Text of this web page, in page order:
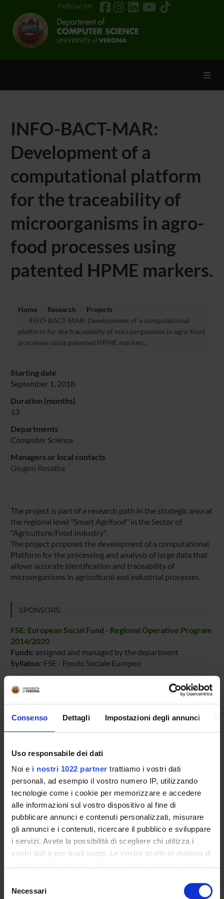
Consenso Dettagli Impostazioni degli annunci
Uso responsabile dei dati
Noi e i nostri 1022 partner trattiamo i vostri dati
personali, ad esempio il vostro numero IP, utilizzando
tecnologie come i cookie per memorizzare e accedere
alle informazioni sul vostro dispositivo al fine di
pubblicare annunci e contenuti personalizzati, misurare
gli annunci e i contenuti, ricercare il pubblico e sviluppare
i servizi. Avete la possibilità di scegliere chi utilizza i
vostri dati e per quali scopi. Le vostre scelte in materia di
modificare o revocare il proprio consenso in qualsiasi
delNecessari
Follow on
INFO-BACT-MAR:
Development of a
computational platform
for the traceability of
microorganisms in agro-
food processes using
patented HPME markers.
Home Research
Projects
INFO-BACT-MAR: Development of a computational
platform for the traceability of microorganisms in agro-food
processes using patented HPME markers.
Starting date
September 1, 2018
Duration (months)
13
Departments
Computer Science
Managers or local contacts
Giugno Rosalba
The project is part of a research path in the strategic area at
the regional level "Smart Agrifood" in the Sector of
"Agriculture/Food Industry".
The project proposes the development of a computational
Platform for the processing and analysis of large data that
allows accurate identification and traceability of
microorganisms in agricultural and industrial processes.
SPONSORS:
FSE: European Social Fund - Regional Operative Program
2014/2020
Funds: assigned and managed by the department
Syllabus: FSE - Fondo Sociale Europeo
PROJECT PARTICIPANTS
Full Professor
Sandra Torriani
Full Professor
COLLABORATORI ESTERNI
Azienda Microbion srl
Malga Faggioli